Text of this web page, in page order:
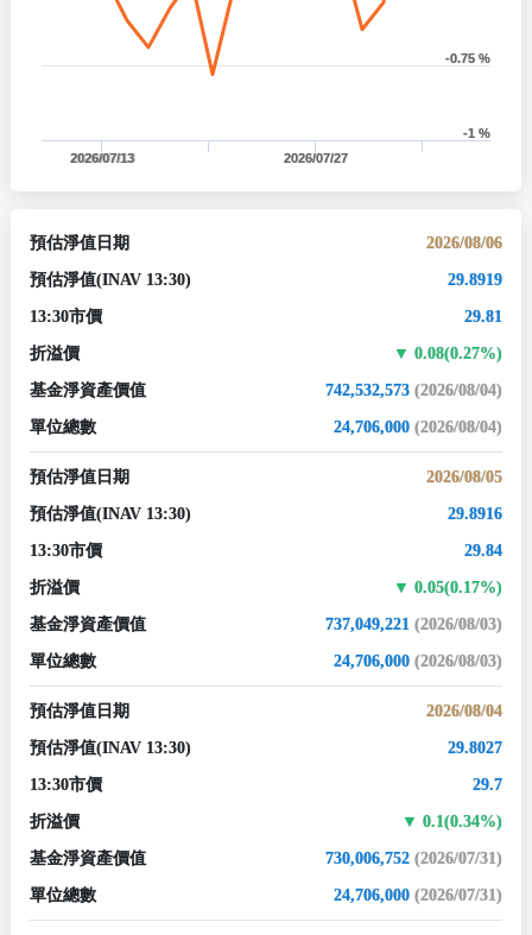
2026/07/13 2026/07/27
-1 %
-0.75 %
預估淨值日期 2026/08/06
預估淨值(INAV 13:30) 29.8919
13:30市價 29.81
折溢價 0.08(0.27%)
基金淨資產價值 742,532,573 (2026/08/04)
單位總數 24,706,000 (2026/08/04)
預估淨值日期 2026/08/05
預估淨值(INAV 13:30) 29.8916
13:30市價 29.84
折溢價 0.05(0.17%)
基金淨資產價值 737,049,221 (2026/08/03)
單位總數 24,706,000 (2026/08/03)
預估淨值日期 2026/08/04
預估淨值(INAV 13:30) 29.8027
13:30市價 29.7
折溢價 0.1(0.34%)
基金淨資產價值 730,006,752 (2026/07/31)
單位總數 24,706,000 (2026/07/31)